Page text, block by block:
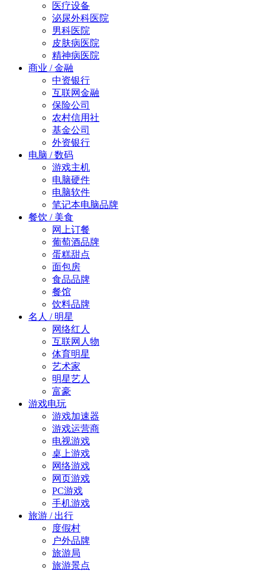
医疗设备
泌尿外科医院
男科医院
皮肤病医院
精神病医院
商业 / 金融
中资银行
互联网金融
保险公司
农村信用社
基金公司
外资银行
电脑 / 数码
游戏主机
电脑硬件
电脑软件
笔记本电脑品牌
餐饮 / 美食
网上订餐
葡萄酒品牌
蛋糕甜点
面包房
食品品牌
餐馆
饮料品牌
名人 / 明星
网络红人
互联网人物
体育明星
艺术家
明星艺人
富豪
游戏电玩
游戏加速器
游戏运营商
电视游戏
桌上游戏
网络游戏
网页游戏
PC游戏
手机游戏
旅游 / 出行
度假村
户外品牌
旅游局
旅游景点